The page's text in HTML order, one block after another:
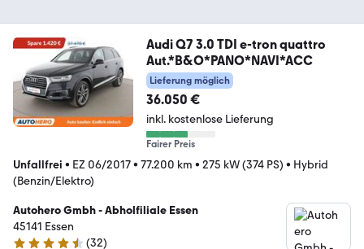
Audi Q7 3.0 TDI e-tron quattro
Aut.*B&O*PANO*NAVI*ACC
Lieferung möglich
36.050 €
inkl. kostenlose Lieferung
Fairer Preis
Unfallfrei • EZ 06/2017• 77.200 km • 275 kW (374 PS) • Hybrid
(Benzin/Elektro)
Autohero Gmbh - Abholfiliale Essen
45141 Essen
(32)